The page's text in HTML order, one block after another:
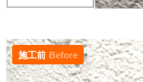
施工前 Before